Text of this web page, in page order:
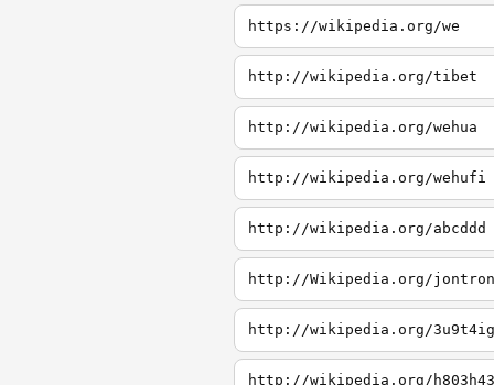
https://wikipedia.org/we
http://wikipedia.org/tibet
http://wikipedia.org/wehua
http://wikipedia.org/wehufi
http://wikipedia.org/abcddd
http://Wikipedia.org/jontron
http://wikipedia.org/
http://wikipedia.org/